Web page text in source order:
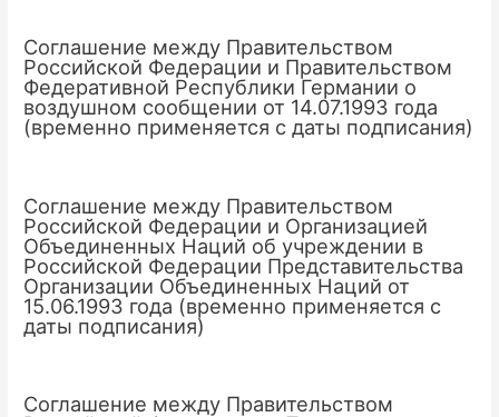
Соглашение между Правительством
Российской Федерации и Правительством
Федеративной Республики Германии о
воздушном сообщении от 14.07.1993 года
(временно применяется с даты подписания)
Соглашение между Правительством
Российской Федерации и Организацией
Объединенных Наций об учреждении в
Российской Федерации Представительства
Организации Объединенных Наций от
15.06.1993 года (временно применяется с
даты подписания)
Соглашение между Правительством